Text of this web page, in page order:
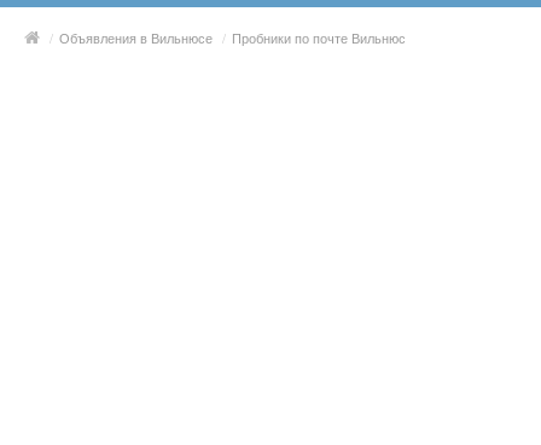
/ Объявления в Вильнюсе / Пробники по почте Вильнюс